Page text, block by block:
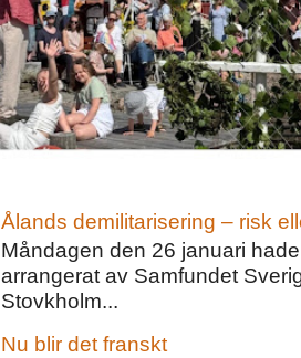
Ålands demilitarisering – risk
Måndagen den 26 januari
arrangerat av Samfundet
Stovkholm...
Nu blir det franskt